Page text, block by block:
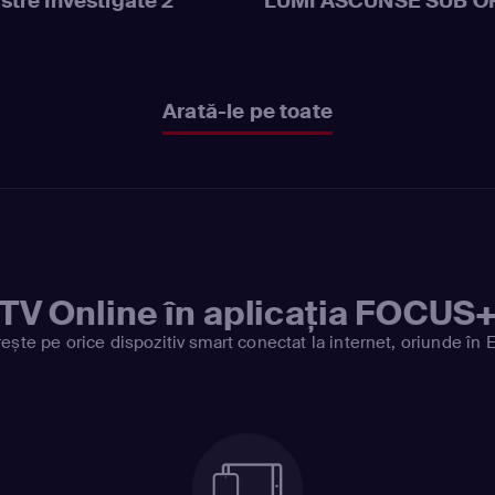
Arată-le pe toate
Online în aplicația FOCUS+
pe orice dispozitiv smart conectat la internet, oriunde în